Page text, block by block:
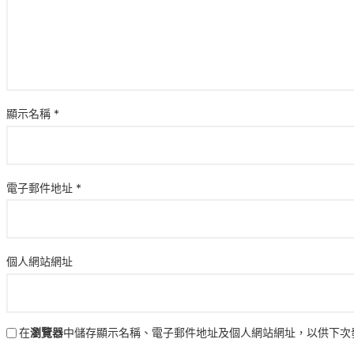
顯示名稱 *
電子郵件地址 *
個人網站網址
在瀏覽器中儲存顯示名稱、電子郵件地址及個人網站網址，以供下次